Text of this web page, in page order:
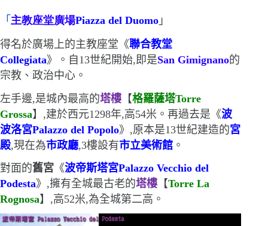
「 主教座堂廣場Piazza del Duomo 」
得名於廣場上的主教座堂《聯合教堂
Collegiata》 。自13世紀開始,即是San Gimignano的
宗教、政治中心。
左手邊,是城內最高的塔樓 【格羅薩塔Torre
Grossa】,建於西元1298年,高54米。 再過去是 《波
波洛宮Palazzo del Popolo》,原本是13世紀建造的宮
殿,現在為市政廳,3樓設有市立美術館 。
對面的舊宮 《波帝斯塔宮Palazzo Vecchio del
Podesta》,擁有全城最古老的塔樓 【Torre La
Rognosa】,高52米,為全城第二高。